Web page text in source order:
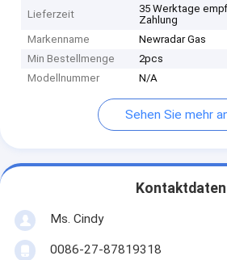
Lieferzeit
35 Werktage
Zahlung
Markenname
Newradar Gas
Min Bestellmenge
2pcs
Modellnummer
N/A
Sehen Sie mehr
Kontaktdaten
Ms. Cindy
0086-27-87819318